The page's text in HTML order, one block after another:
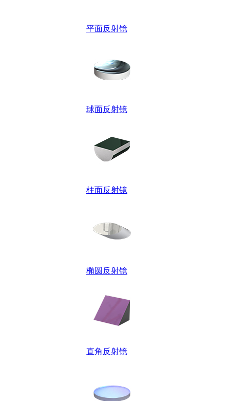
平面反射镜
球面反射镜
柱面反射镜
椭圆反射镜
直角反射镜